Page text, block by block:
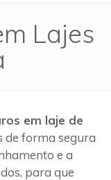
Lajes
em laje de
de forma segura
e a
para que